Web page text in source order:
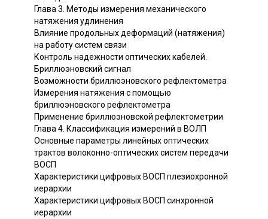
Глава 3. Методы измерения механического
натяжения удлинения
Влияние продольных деформаций (натяжения)
на работу систем связи
Контроль надежности оптических кабелей.
Бриллюэновский сигнал
Возможности бриллюэновского рефлектометра
Измерения натяжения с помощью
бриллюэновского рефлектометра
Применение бриллюэновской рефлектометрии
Глава 4. Классификация измерений в ВОЛП
Основные параметры линейных оптических
трактов волоконно-оптических систем передачи
ВОСП
Характеристики цифровых ВОСП плезиохронной
иерархии
Характеристики цифровых ВОСП синхронной
иерархии